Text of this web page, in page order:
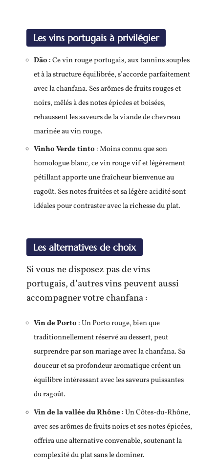
Les vins portugais à privilégier
Dão : Ce vin rouge portugais, aux tannins souples
et à la structure équilibrée, s’accorde parfaitement
avec la chanfana. Ses arômes de fruits rouges et
noirs, mêlés à des notes épicées et boisées,
rehaussent les saveurs de la viande de chevreau
marinée au vin rouge.
Vinho Verde tinto : Moins connu que son
homologue blanc, ce vin rouge vif et légèrement
pétillant apporte une fraîcheur bienvenue au
ragoût. Ses notes fruitées et sa légère acidité sont
idéales pour contraster avec la richesse du plat.
Les alternatives de choix
Si vous ne disposez pas de vins
portugais, d’autres vins peuvent aussi
accompagner votre chanfana :
Vin de Porto : Un Porto rouge, bien que
traditionnellement réservé au dessert, peut
surprendre par son mariage avec la chanfana. Sa
douceur et sa profondeur aromatique créent un
équilibre intéressant avec les saveurs puissantes
du ragoût.
Vin de la vallée du Rhône : Un Côtes-du-Rhône,
avec ses arômes de fruits noirs et ses notes épicées,
offrira une alternative convenable, soutenant la
complexité du plat sans le dominer.